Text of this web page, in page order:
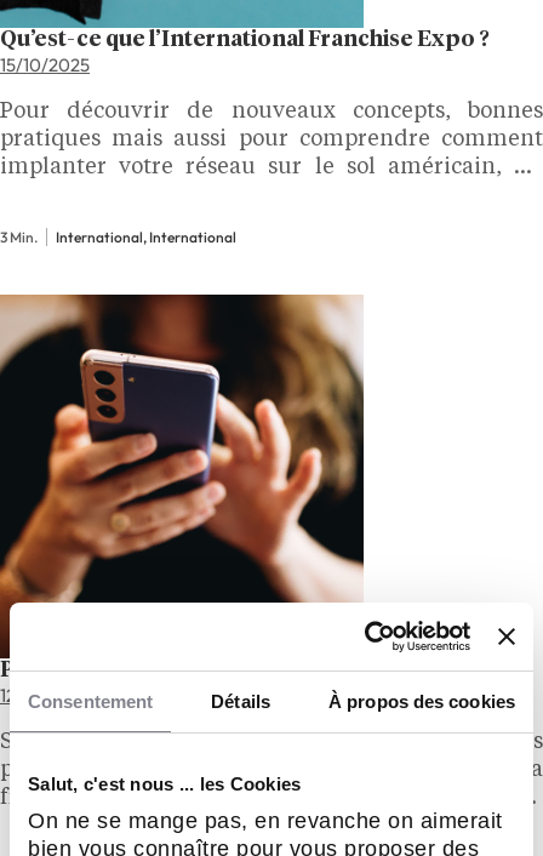
Consentement Détails À propos des cookies
Salut, c'est nous ... les Cookies
On ne se mange pas, en revanche on aimerait
bien vous connaître pour vous proposer des
Qu’est-ce que l’International Franchise Expo ?
15/10/2025
Pour découvrir de nouveaux concepts, bonnes
pratiques mais aussi pour comprendre comment
implanter votre réseau sur le sol américain, un
3 Min. International, International
Panorama de la franchise au Québec en 2024
12/05/2025
Selon les données et informations récentes
publiées par la Fédération québécoise de la
franchise (CQF), en 2023 le Québec comptait plus
de 9 000 établissements franchisés, générant plus